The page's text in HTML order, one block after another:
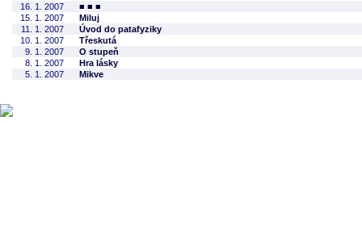
16. 1. 2007
■ ■ ■
15. 1. 2007
Miluj
11. 1. 2007
Úvod do patafyziky
10. 1. 2007
Třeskutá
9. 1. 2007
O stupeň
8. 1. 2007
Hra lásky
5. 1. 2007
Mikve